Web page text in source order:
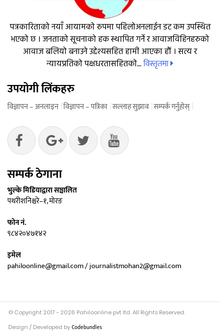
पत्रकारिताको नयाँ आयामको रुपमा पहिलोअनलाईन डट कम उपस्थित
भएको छ । जनताको सूचनाको हक स्थापित गर्ने र आवाजविहिनहरुको
आवाज बलियो बनाउने उद्देश्यसहित हामी आएका हौं । सत्य र
न्यायप्रतिको पक्षधरतासहितको...विस्तृतमा
उपयोगी लिंकहरु
विज्ञापन – अनलाइन विज्ञापन – पत्रिका सल्लाह सुझाव सम्पर्क गर्नुहोस्
सम्पर्क ठेगाना
भुल्के मिडियाद्वारा सञ्चालित
पथरीशनिश्चरे–१, मोरङ
फोन नं.
९८४२०४७१४२
इमेल
pahiloonline@gmail.com / journalistmohan2@gmail.com
© Copyright 2017 - 2026 Pahiloonline pvt ltd. All Rights Reserved.
Design / Developed byCodebundles